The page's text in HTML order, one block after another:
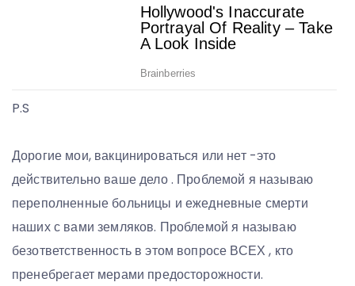
P.S
Дорогие мои, вакцинироваться или нет -это
действительно ваше дело . Проблемой я называю
переполненные больницы и ежедневные смерти
наших с вами земляков. Проблемой я называю
безответственность в этом вопросе ВСЕХ , кто
пренебрегает мерами предосторожности.